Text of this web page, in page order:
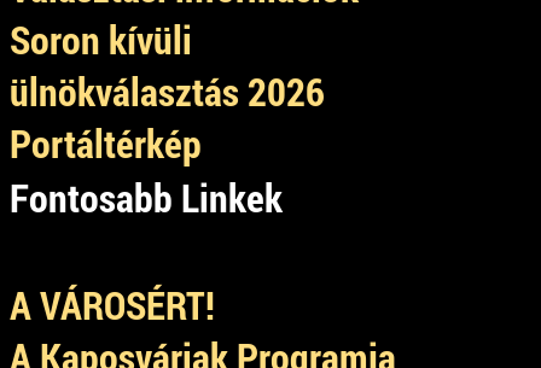
Soron kívüli
ülnökválasztás 2026
Portáltérkép
Fontosabb Linkek
A VÁROSÉRT!
A Kaposváriak Programja